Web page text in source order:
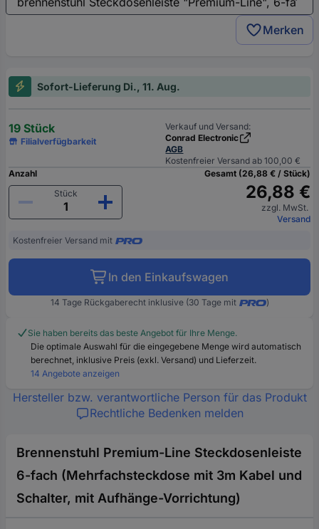
Merken
Sofort-Lieferung Di., 11. Aug.
19 Stück
Filialverfügbarkeit
Verkauf und Versand:
Conrad Electronic
AGB
Kostenfreier Versand ab 100,00 €
Anzahl
Stück
Gesamt (26,88 € / Stück)
26,88 €
zzgl. MwSt.
Versand
Kostenfreier Versand mit
In den Einkaufswagen
14 Tage Rückgaberecht inklusive (30 Tage mit )
Sie haben bereits das beste Angebot für Ihre Menge.
Die optimale Auswahl für die eingegebene Menge wird automatisch
berechnet, inklusive Preis (exkl. Versand) und Lieferzeit.
14 Angebote anzeigen
Hersteller bzw. verantwortliche Person für das Produkt
Rechtliche Bedenken melden
Brennenstuhl Premium-Line Steckdosenleiste
6-fach (Mehrfachsteckdose mit 3m Kabel und
Schalter, mit Aufhänge-Vorrichtung)